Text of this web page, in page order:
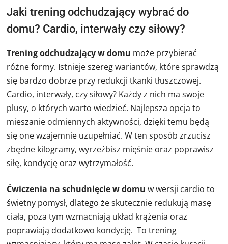
Jaki trening odchudzający wybrać do
domu? Cardio, interwały czy siłowy?
Trening odchudzający w domu może przybierać
różne formy. Istnieje szereg wariantów, które sprawdzą
się bardzo dobrze przy redukcji tkanki tłuszczowej.
Cardio, interwały, czy siłowy? Każdy z nich ma swoje
plusy, o których warto wiedzieć. Najlepsza opcja to
mieszanie odmiennych aktywności, dzięki temu będą
się one wzajemnie uzupełniać. W ten sposób zrzucisz
zbędne kilogramy, wyrzeźbisz mięśnie oraz poprawisz
siłę, kondycję oraz wytrzymałość.
Ćwiczenia na schudnięcie w domu w wersji cardio to
świetny pomysł, dlatego że skutecznie redukują masę
ciała, poza tym wzmacniają układ krążenia oraz
poprawiają dodatkowo kondycję. To trening